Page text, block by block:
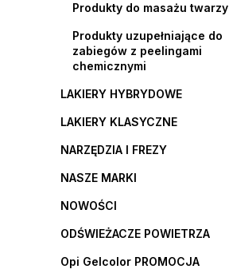
Produkty do masażu twarzy
Produkty uzupełniające do
zabiegów z peelingami
chemicznymi
LAKIERY HYBRYDOWE
LAKIERY KLASYCZNE
NARZĘDZIA I FREZY
NASZE MARKI
NOWOŚCI
ODŚWIEŻACZE POWIETRZA
Opi Gelcolor PROMOCJA